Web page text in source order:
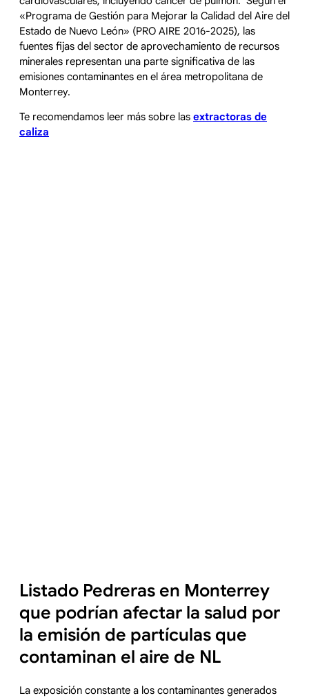
«Programa de Gestión para Mejorar la Calidad del Aire del
Estado de Nuevo León» (PRO AIRE 2016-2025), las
fuentes fijas del sector de aprovechamiento de recursos
minerales representan una parte significativa de las
emisiones contaminantes en el área metropolitana de
Monterrey.
Te recomendamos leer más sobre las extractoras de
caliza
Listado Pedreras en Monterrey
que podrían afectar la salud por
la emisión de partículas que
contaminan el aire de NL
La exposición constante a los contaminantes generados